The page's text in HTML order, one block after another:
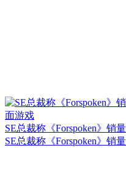
SE总裁称《Forspoken》销
SE总裁称《Forspoken》销